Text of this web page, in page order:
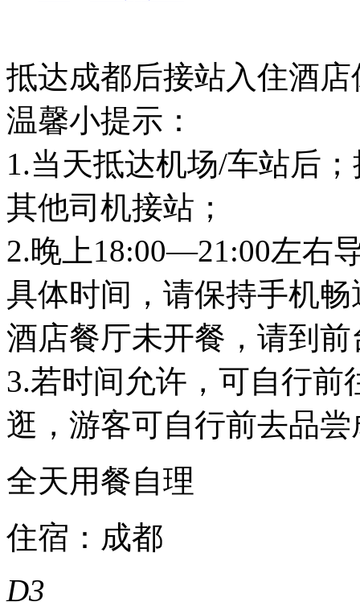
抵达成都后接站入住酒店
温馨小提示：
1.当天抵达机场/车站后
其他司机接站；
2.晚上18:00—21:00左右
具体时间，请保持手机
酒店餐厅未开餐，请到
3.若时间允许，可自行
逛，游客可自行前去品
全天用餐自理
住宿：成都
D3